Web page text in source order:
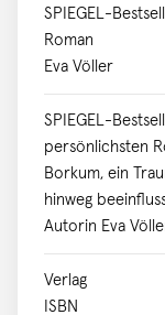
SPIEGEL-
Roman
Eva Völler
SPIEGEL-
persönlichsten
Borkum, ein
hinweg
Autorin Eva
einer großen
soll der
Verlag
ISBN